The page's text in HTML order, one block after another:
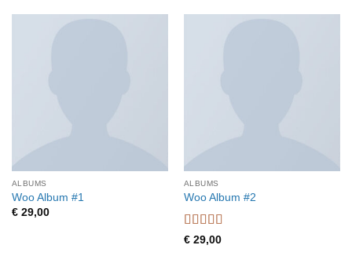
ALBUMS
Woo Album #1
€29,00
ALBUMS
Woo Album #2
Waardering
€29,00